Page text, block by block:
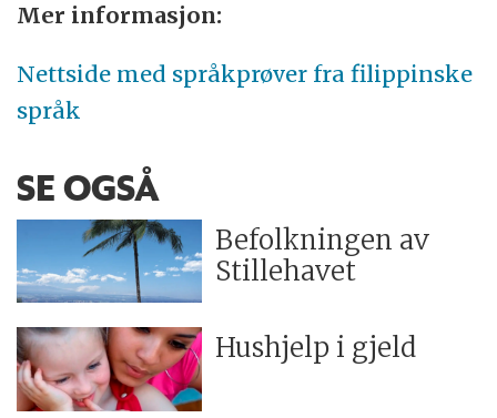
Mer informasjon:
Nettside med språkprøver fra filippinske
språk
SE OGSÅ
Befolkningen av
Stillehavet
Hushjelp i gjeld